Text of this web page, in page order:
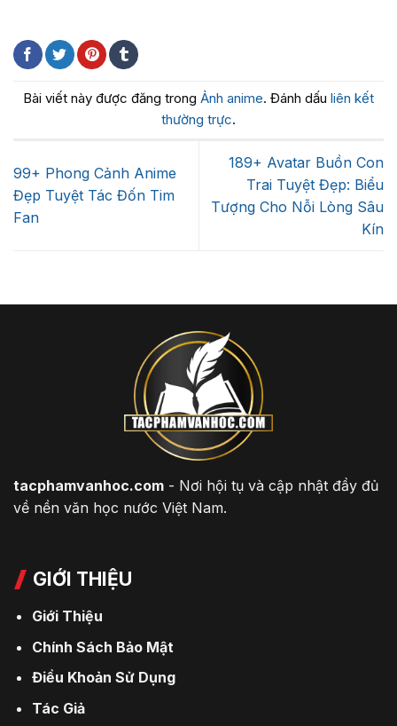
Bài viết này được đăng trong Ảnh anime. Đánh dấu liên kết
thường trực.
99+ Phong Cảnh Anime
Đẹp Tuyệt Tác Đốn Tim
Fan
189+ Avatar Buồn Con
Trai Tuyệt Đẹp: Biểu
Tượng Cho Nỗi Lòng Sâu
Kín
tacphamvanhoc.com - Nơi hội tụ và cập nhật đầy đủ
về nền văn học nước Việt Nam.
GIỚI THIỆU
Giới Thiệu
Chính Sách Bảo Mật
Điều Khoản Sử Dụng
Tác Giả